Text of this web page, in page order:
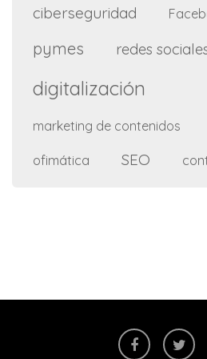
ciberseguridad
pymes redes
digitalización
marketing de contenidos
ofimática SEO